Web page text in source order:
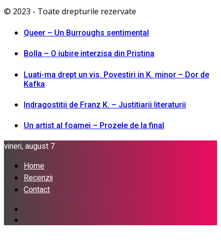
© 2023 - Toate drepturile rezervate
Queer – Un Burroughs sentimental
Bolla – O iubire interzisa din Pristina
Luati-ma drept un vis. Povestiri in K. minor – Dor de
Kafka
Indragostitii de Franz K. – Justitiarii literaturii
Un artist al foamei – Prozele de la final
vineri, august 7
Home
Recenzii
Contact